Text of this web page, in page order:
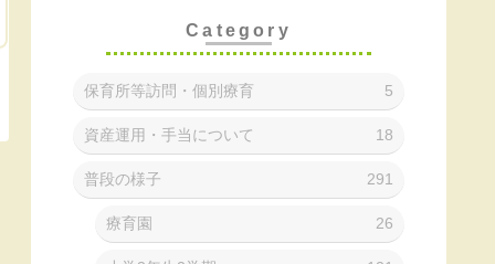
Category
保育所等訪問・個別療育 5
資産運用・手当について 18
普段の様子 291
療育園 26